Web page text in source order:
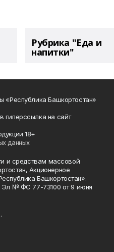
Рубрика "Еда и
напитки"
«Республика Башкортостан»
гиперссылка на сайт
18+
данных
и средствам массовой
Акционерное
Башкортостан».
Эл № ФС 77-73100 от 9 июня